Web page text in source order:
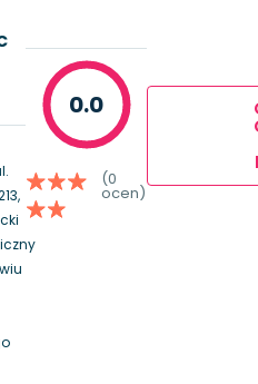
0.0
(0
ocen)